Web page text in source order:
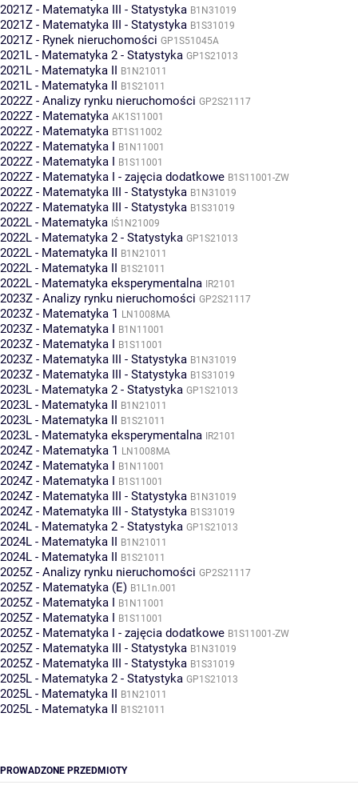
2021Z - Matematyka III - Statystyka B1N31019
2021Z - Matematyka III - Statystyka B1S31019
2021Z - Rynek nieruchomości GP1S51045A
2021L - Matematyka 2 - Statystyka GP1S21013
2021L - Matematyka II B1N21011
2021L - Matematyka II B1S21011
2022Z - Analizy rynku nieruchomości GP2S21117
2022Z - Matematyka AK1S11001
2022Z - Matematyka BT1S11002
2022Z - Matematyka I B1N11001
2022Z - Matematyka I B1S11001
2022Z - Matematyka I - zajęcia dodatkowe B1S11001-ZW
2022Z - Matematyka III - Statystyka B1N31019
2022Z - Matematyka III - Statystyka B1S31019
2022L - Matematyka IŚ1N21009
2022L - Matematyka 2 - Statystyka GP1S21013
2022L - Matematyka II B1N21011
2022L - Matematyka II B1S21011
2022L - Matematyka eksperymentalna IR2101
2023Z - Analizy rynku nieruchomości GP2S21117
2023Z - Matematyka 1 LN1008MA
2023Z - Matematyka I B1N11001
2023Z - Matematyka I B1S11001
2023Z - Matematyka III - Statystyka B1N31019
2023Z - Matematyka III - Statystyka B1S31019
2023L - Matematyka 2 - Statystyka GP1S21013
2023L - Matematyka II B1N21011
2023L - Matematyka II B1S21011
2023L - Matematyka eksperymentalna IR2101
2024Z - Matematyka 1 LN1008MA
2024Z - Matematyka I B1N11001
2024Z - Matematyka I B1S11001
2024Z - Matematyka III - Statystyka B1N31019
2024Z - Matematyka III - Statystyka B1S31019
2024L - Matematyka 2 - Statystyka GP1S21013
2024L - Matematyka II B1N21011
2024L - Matematyka II B1S21011
2025Z - Analizy rynku nieruchomości GP2S21117
2025Z - Matematyka (E) B1L1n.001
2025Z - Matematyka I B1N11001
2025Z - Matematyka I B1S11001
2025Z - Matematyka I - zajęcia dodatkowe B1S11001-ZW
2025Z - Matematyka III - Statystyka B1N31019
2025Z - Matematyka III - Statystyka B1S31019
2025L - Matematyka 2 - Statystyka GP1S21013
2025L - Matematyka II B1N21011
2025L - Matematyka II B1S21011
PROWADZONE PRZEDMIOTY